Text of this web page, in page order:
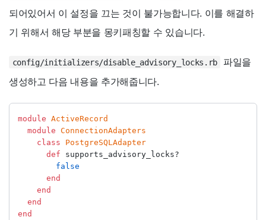
되어있어서 이 설정을 끄는 것이 불가능합니다. 이를 해결하
기 위해서 해당 부분을 몽키패칭할 수 있습니다.
config/initializers/disable_advisory_locks.rb
파일을
생성하고 다음 내용을 추가해줍니다.
module ActiveRecord
module ConnectionAdapters
class
PostgreSQLAdapter
def supports_advisory_locks?
false
end
end
end
end